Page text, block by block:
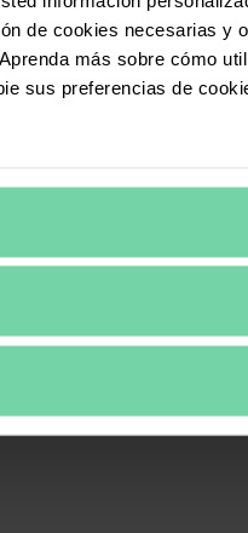
de cookies necesarias
más sobre cómo
sus preferencias de